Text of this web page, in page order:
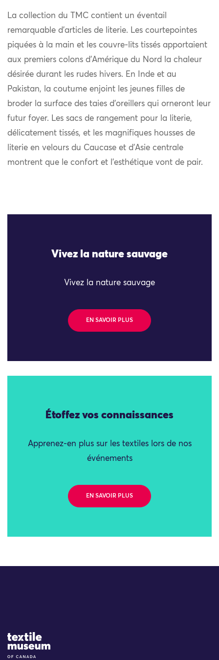
La collection du TMC contient un éventail
remarquable d’articles de literie. Les courtepointes
piquées à la main et les couvre-lits tissés apportaient
aux premiers colons d’Amérique du Nord la chaleur
désirée durant les rudes hivers. En Inde et au
Pakistan, la coutume enjoint les jeunes filles de
broder la surface des taies d’oreillers qui orneront leur
futur foyer. Les sacs de rangement pour la literie,
délicatement tissés, et les magnifiques housses de
literie en velours du Caucase et d’Asie centrale
montrent que le confort et l’esthétique vont de pair.
Vivez la nature sauvage
Vivez la nature sauvage
EN SAVOIR PLUS
Étoffez vos connaissances
Apprenez-en plus sur les textiles lors de nos
événements
EN SAVOIR PLUS
Site Logo